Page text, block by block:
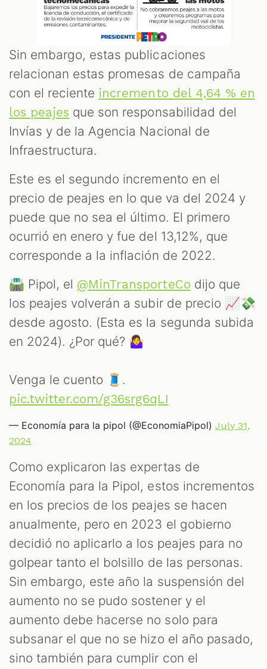
Sin embargo, estas publicaciones
relacionan estas promesas de campaña
con el reciente incremento del 4,64 % en
los peajes que son responsabilidad del
Invías y de la Agencia Nacional de
Infraestructura.
Este es el segundo incremento en el
precio de peajes en lo que va del 2024 y
puede que no sea el último. El primero
ocurrió en enero y fue del 13,12%, que
corresponde a la inflación de 2022.
🛣️ Pipol, el @MinTransporteCo dijo que
los peajes volverán a subir de precio 📈💸
desde agosto. (Esta es la segunda subida
en 2024). ¿Por qué? 🤷‍♀️
Venga le cuento 🧵.
pic.twitter.com/g36srg6qLI
— Economía para la pipol (@EconomiaPipol) July 31,
2024
Como explicaron las expertas de
Economía para la Pipol, estos incrementos
en los precios de los peajes se hacen
anualmente, pero en 2023 el gobierno
decidió no aplicarlo a los peajes para no
golpear tanto el bolsillo de las personas.
Sin embargo, este año la suspensión del
aumento no se pudo sostener y el
aumento debe hacerse no solo para
subsanar el que no se hizo el año pasado,
sino también para cumplir con el